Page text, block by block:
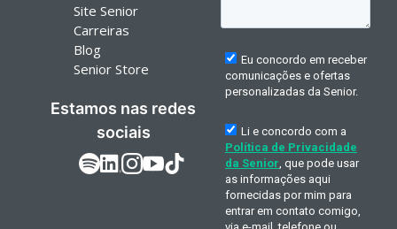
Site Senior
Carreiras
Blog
Senior Store
Estamos nas redes
sociais